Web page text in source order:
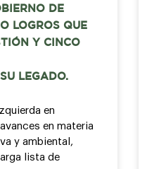
DE
LOGROS QUE
Y CINCO
LEGADO.
en
en materia
y ambiental,
lista de